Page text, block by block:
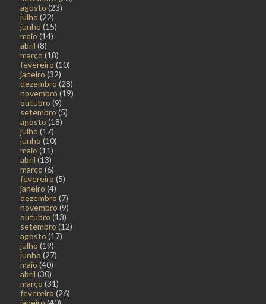
agosto (23)
julho (22)
junho (15)
maio (14)
abril (8)
março (18)
fevereiro (10)
janeiro (32)
dezembro (28)
novembro (19)
outubro (9)
setembro (5)
agosto (18)
julho (17)
junho (10)
maio (11)
abril (13)
março (6)
fevereiro (5)
janeiro (4)
dezembro (7)
novembro (9)
outubro (13)
setembro (12)
agosto (17)
julho (19)
junho (27)
maio (40)
abril (30)
março (31)
fevereiro (26)